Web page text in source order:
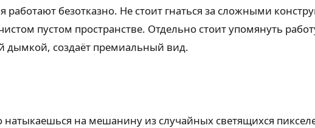
безотказно. Не стоит гнаться за сложными
пустом пространстве. Отдельно стоит упомянуть
дымкой, создаёт премиальный вид.
на мешанину из случайных светящихся